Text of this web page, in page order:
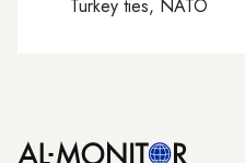
Turkey ties, NATO